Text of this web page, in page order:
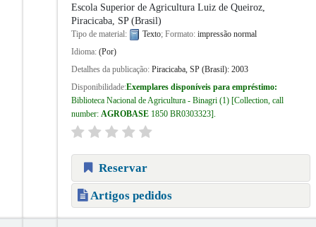
Escola Superior de Agricultura Luiz de Queiroz,
Piracicaba, SP (Brasil)
Tipo de material: Texto; Formato: impressão normal
Idioma: (Por)
Detalhes da publicação: Piracicaba, SP (Brasil): 2003
Disponibilidade:Exemplares disponíveis para empréstimo:
Biblioteca Nacional de Agricultura - Binagri(1) Collection, call
number: AGROBASE 1850 BR0303323 .
Reservar
Artigos pedidos